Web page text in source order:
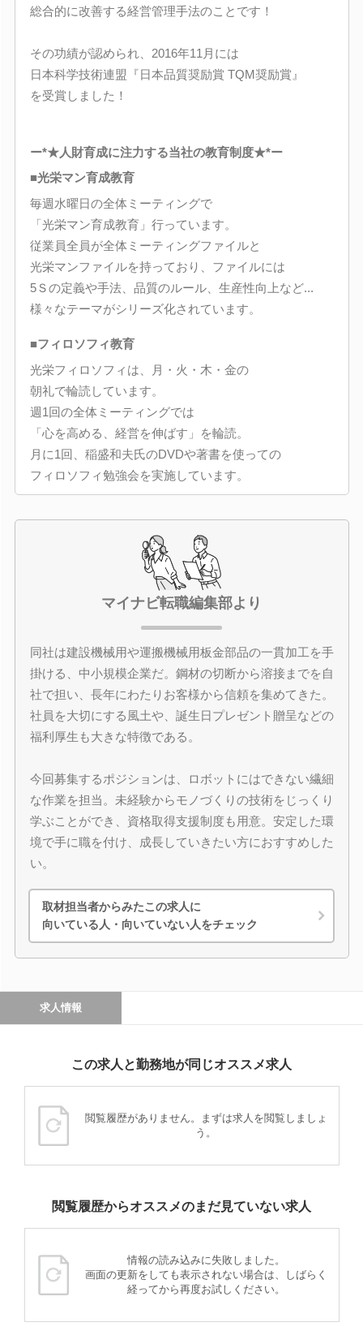
総合的に改善する経営管理手法のことです！
その功績が認められ、2016年11月には
日本科学技術連盟『日本品質奨励賞 TQM奨励賞』
を受賞しました！
ー*★人財育成に注力する当社の教育制度★*ー
■光栄マン育成教育
毎週水曜日の全体ミーティングで
「光栄マン育成教育」行っています。
従業員全員が全体ミーティングファイルと
光栄マンファイルを持っており、ファイルには
5Ｓの定義や手法、品質のルール、生産性向上など...
様々なテーマがシリーズ化されています。
■フィロソフィ教育
光栄フィロソフィは、月・火・木・金の
朝礼で輪読しています。
週1回の全体ミーティングでは
「心を高める、経営を伸ばす」を輪読。
月に1回、稲盛和夫氏のDVDや著書を使っての
フィロソフィ勉強会を実施しています。
マイナビ転職編集部より
同社は建設機械用や運搬機械用板金部品の一貫加工を手
掛ける、中小規模企業だ。鋼材の切断から溶接までを自
社で担い、長年にわたりお客様から信頼を集めてきた。
社員を大切にする風土や、誕生日プレゼント贈呈などの
福利厚生も大きな特徴である。
今回募集するポジションは、ロボットにはできない繊細
な作業を担当。未経験からモノづくりの技術をじっくり
学ぶことができ、資格取得支援制度も用意。安定した環
境で手に職を付け、成長していきたい方におすすめした
い。
取材担当者からみたこの求人に
向いている人・向いていない人をチェック
求人情報
この求人と勤務地が同じオススメ求人
閲覧履歴がありません。まずは求人を閲覧しましょ
う。
閲覧履歴からオススメのまだ見ていない求人
情報の読み込みに失敗しました。
画面の更新をしても表示されない場合は、しばらく
経ってから再度お試しください。